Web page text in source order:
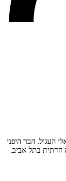
ה49 של מגדל עזריאלי העגול. הבר היפני